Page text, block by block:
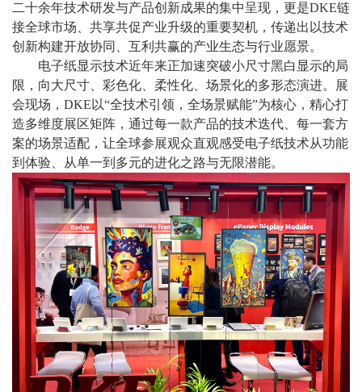
二十余年技术研发与产品创新成果的集中呈现，更是DKE链
接全球市场、共享共促产业升级的重要契机，传递出以技术
创新构建开放协同、互利共赢的产业生态与行业愿景。
电子纸显示技术近年来正加速突破小尺寸黑白显示的局
限，向大尺寸、彩色化、柔性化、场景化的多形态演进。展
会现场， DKE以“全技术引领，全场景赋能”为核心，精心打
造多维度展区矩阵，通过每一款产品的技术迭代、每一套方
案的场景适配，让全球参展观众直观感受电子纸技术从功能
到体验、从单一到多元的进化之路与无限潜能。